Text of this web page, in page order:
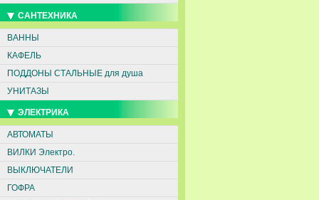
САНТЕХНИКА
ВАННЫ
КАФЕЛЬ
ПОДДОНЫ СТАЛЬНЫЕ для душа
УНИТАЗЫ
ЭЛЕКТРИКА
АВТОМАТЫ
ВИЛКИ Электро.
ВЫКЛЮЧАТЕЛИ
ГОФРА